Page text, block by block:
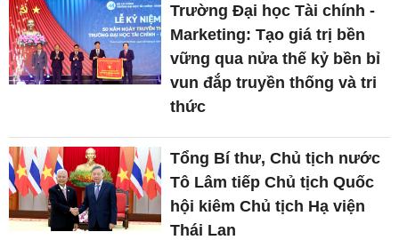
Trường Đại học Tài chính -
Marketing: Tạo giá trị bền
vững qua nửa thế kỷ bền bỉ
vun đắp truyền thống và tri
thức
Tổng Bí thư, Chủ tịch nước
Tô Lâm tiếp Chủ tịch Quốc
hội kiêm Chủ tịch Hạ viện
Thái Lan